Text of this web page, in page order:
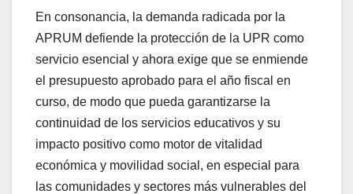
En consonancia, la demanda radicada por la
APRUM defiende la protección de la UPR como
servicio esencial y ahora exige que se enmiende
el presupuesto aprobado para el año fiscal en
curso, de modo que pueda garantizarse la
continuidad de los servicios educativos y su
impacto positivo como motor de vitalidad
económica y movilidad social, en especial para
las comunidades y sectores más vulnerables del